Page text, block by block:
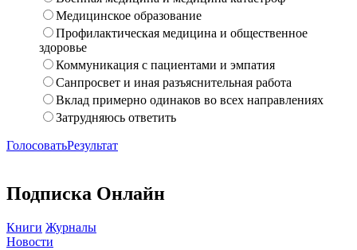
Медицинское образование
Профилактическая медицина и общественное
здоровье
Коммуникация с пациентами и эмпатия
Санпросвет и иная разъяснительная работа
Вклад примерно одинаков во всех направлениях
Затрудняюсь ответить
ГолосоватьРезультат
Подписка Онлайн
Книги Журналы
Новости